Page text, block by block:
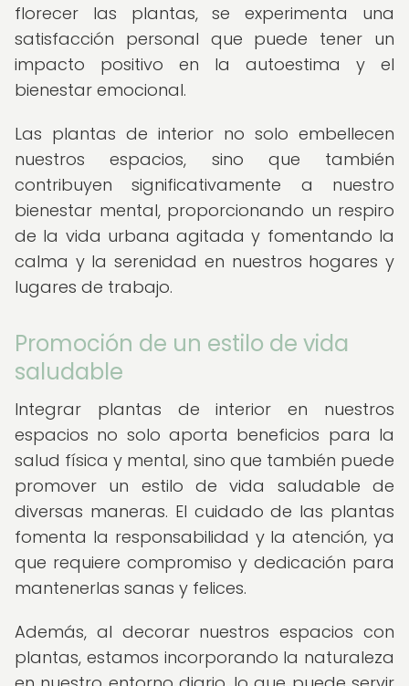
florecer las plantas, se experimenta una
satisfacción personal que puede tener un
impacto positivo en la autoestima y el
bienestar emocional.
Las plantas de interior no solo embellecen
nuestros espacios, sino que también
contribuyen significativamente a nuestro
bienestar mental, proporcionando un respiro
de la vida urbana agitada y fomentando la
calma y la serenidad en nuestros hogares y
lugares de trabajo.
Promoción de un estilo de vida
saludable
Integrar plantas de interior en nuestros
espacios no solo aporta beneficios para la
salud física y mental, sino que también puede
promover un estilo de vida saludable de
diversas maneras. El cuidado de las plantas
fomenta la responsabilidad y la atención, ya
que requiere compromiso y dedicación para
mantenerlas sanas y felices.
Además, al decorar nuestros espacios con
plantas, estamos incorporando la naturaleza